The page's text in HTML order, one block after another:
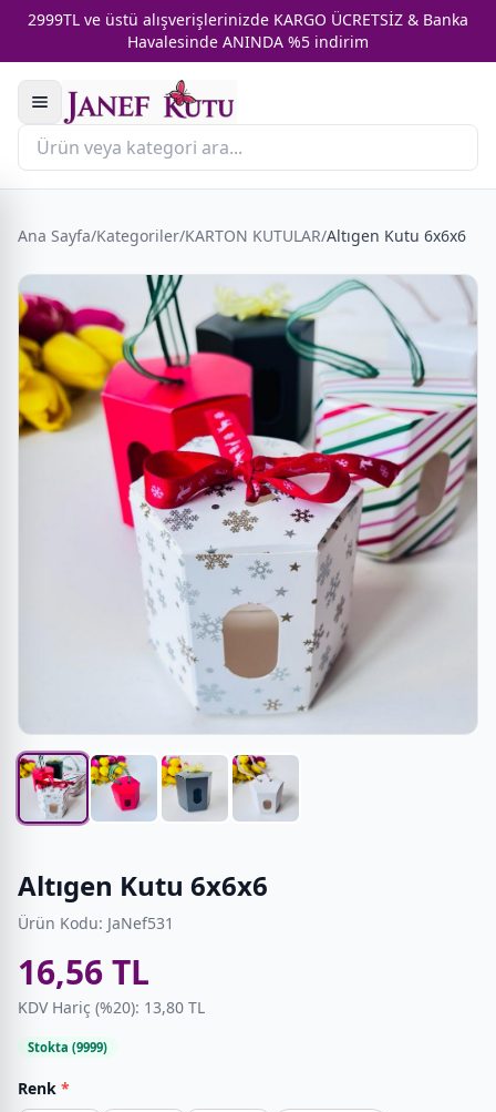
2999TL ve üstü alışverişlerinizde KARGO ÜCRETSİZ & Banka
Havalesinde ANINDA %5 indirim
Ana Sayfa/Kategoriler/KARTON KUTULAR/Altıgen Kutu 6x6x6
Altıgen Kutu 6x6x6
Ürün Kodu: JaNef531
16,56 TL
KDV Hariç (%20): 13,80 TL
Stokta (9999)
Renk *